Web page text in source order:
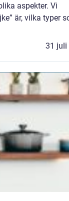
aspekter. Vi
är, vilka typer
31 juli